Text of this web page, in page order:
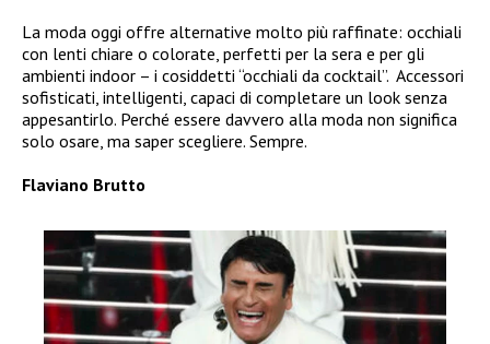
La moda oggi offre alternative molto più raffinate: occhiali
con lenti chiare o colorate, perfetti per la sera e per gli
ambienti indoor – i cosiddetti “occhiali da cocktail”. Accessori
sofisticati, intelligenti, capaci di completare un look senza
appesantirlo. Perché essere davvero alla moda non significa
solo osare, ma saper scegliere. Sempre.
Flaviano Brutto